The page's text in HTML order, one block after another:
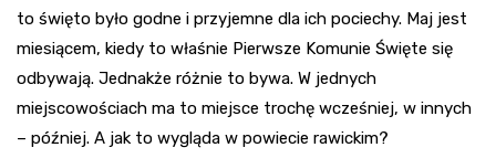
to święto było godne i przyjemne dla ich pociechy. Maj jest
miesiącem, kiedy to właśnie Pierwsze Komunie Święte się
odbywają. Jednakże różnie to bywa. W jednych
miejscowościach ma to miejsce trochę wcześniej, w innych
– później. A jak to wygląda w powiecie rawickim?